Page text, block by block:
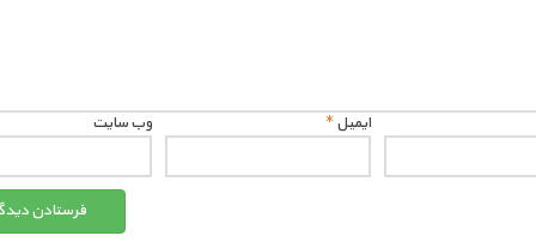
ایمیل* وب‌ سایت